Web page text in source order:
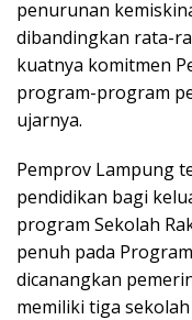
penurunan
dibandingkan rata-
kuatnya komitmen
program-program
ujarnya.
Pemprov Lampung
pendidikan bagi
program Sekolah
penuh pada
dicanangkan
memiliki tiga